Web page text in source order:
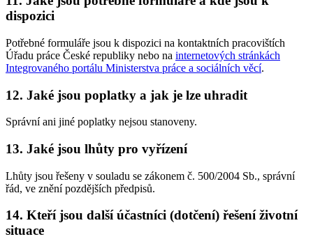
dispozici
Potřebné formuláře jsou k dispozici na kontaktních pracovištích
Úřadu práce České republiky nebo na internetových stránkách
Integrovaného portálu Ministerstva práce a sociálních věcí.
12. Jaké jsou poplatky a jak je lze uhradit
Správní ani jiné poplatky nejsou stanoveny.
13. Jaké jsou lhůty pro vyřízení
Lhůty jsou řešeny v souladu se zákonem č. 500/2004 Sb., správní
řád, ve znění pozdějších předpisů.
14. Kteří jsou další účastníci (dotčení) řešení životní
situace